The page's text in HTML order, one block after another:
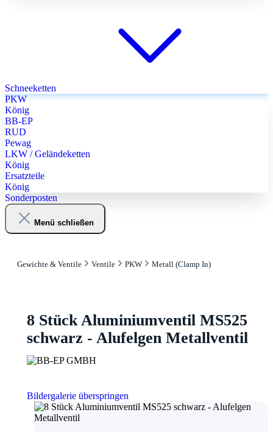
Schneeketten
PKW
König
BB-EP
RUD
Pewag
LKW / Geländeketten
König
Ersatzteile
König
Sonderposten
Menü schließen
Gewichte & Ventile Ventile PKW Metall (Clamp In)
8 Stück Aluminiumventil MS525
schwarz - Alufelgen Metallventil
Bildergalerie überspringen